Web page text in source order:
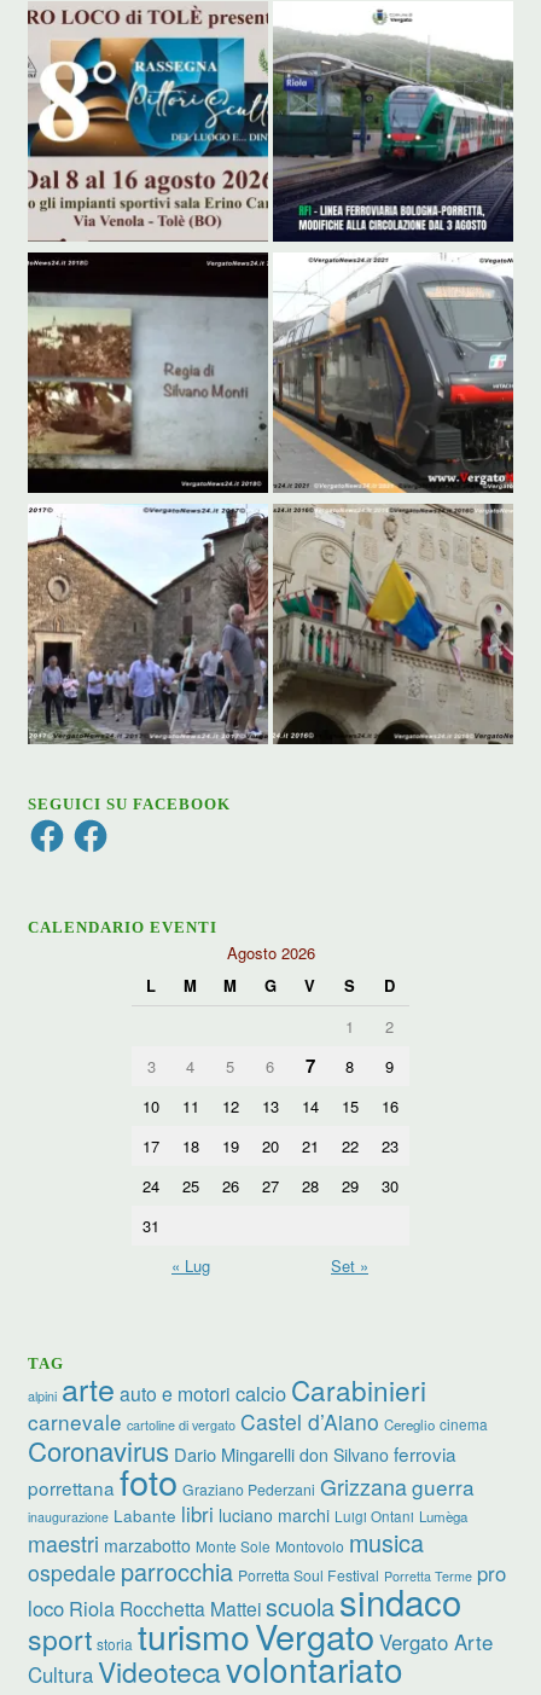
SEGUICI SU FACEBOOK
FacebookFacebook
CALENDARIO EVENTI
Agosto 2026
L
M M G V S
D
1
2
3
4 5 6 7 8
9
10
11 12 13 14 15
16
17
18 19 20 21 22
23
24
25 26 27 28 29
30
31
« Lug
Set »
TAG
alpini arte auto e motori calcio Carabinieri
carnevale cartoline di vergato Castel d’Aiano Cereglio cinema
Coronavirus Dario Mingarelli don Silvano ferrovia
porrettanafoto Graziano Pederzani Grizzanaguerra
inaugurazione Labante libri luciano marchi Luigi Ontani Lumèga
maestri marzabotto Monte Sole Montovolo musica
ospedale parrocchia Porretta Soul Festival Porretta Terme pro
loco Riola Rocchetta Matteiscuolasindaco
sport storia turismoVergato Vergato Arte
CulturaVideotecavolontariato